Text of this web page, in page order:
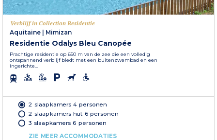
Verblijf in Collection Residentie
Aquitaine
Mimizan
Residentie Odalys Bleu Canopée
Prachtige residentie op 650 m van de zee die een volledig
ontspannend verblijf biedt met een buitenzwembad en een
ingerichte...
2 slaapkamers 4 personen
2 slaapkamers hut 6 personen
3 slaapkamers 6 personen
ZIE MEER ACCOMMODATIES